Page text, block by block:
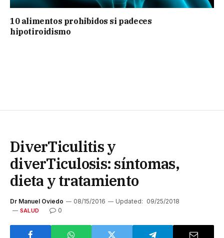
10 alimentos prohibidos si padeces
hipotiroidismo
DiverTiculitis y
diverTiculosis: síntomas,
dieta y tratamiento
Dr Manuel Oviedo 08/15/2016 Updated: 09/25/2018
SALUD 0